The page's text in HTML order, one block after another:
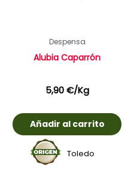
Despensa
Alubia Caparrón
5,90€/Kg
Añadir al carrito
Toledo